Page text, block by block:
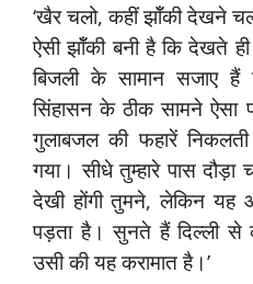
‘खैर चलो, कहीं झॉँकी देखने
ऐसी झॉँकी बनी है कि देखते
बिजली के सामान सजाए
सिंहासन के ठीक सामने ऐसा
गुलाबजल की फहारें
गया। सीधे तुम्हारे पास
देखी होंगी तुमने, लेकिन
पड़ता है। सुनते हैं दिल्ली से
उसी की यह करामात है।’